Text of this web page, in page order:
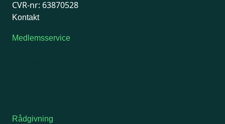
CVR-nr: 63870528
Kontakt
Medlemsservice
Rådgivning